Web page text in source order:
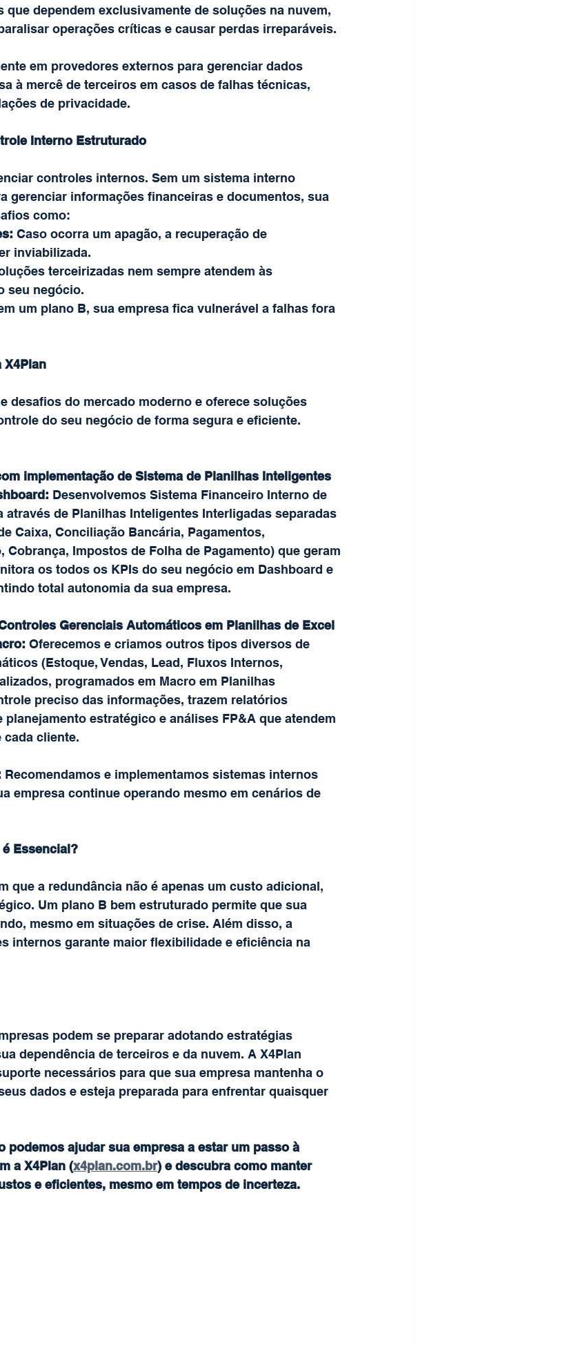
que dependem exclusivamente de soluções na nuvem,
operações críticas e causar perdas irreparáveis.
em provedores externos para gerenciar dados
à mercê de terceiros em casos de falhas técnicas,
de privacidade.
Interno Estruturado
controles internos. Sem um sistema interno
gerenciar informações financeiras e documentos, sua
como:
Caso ocorra um apagão, a recuperação de
inviabilizada.
terceirizadas nem sempre atendem às
seu negócio.
um plano B, sua empresa fica vulnerável a falhas fora
X4Plan
desafios do mercado moderno e oferece soluções
do seu negócio de forma segura e eficiente.
implementação de Sistema de Planilhas Inteligentes
Desenvolvemos Sistema Financeiro Interno de
através de Planilhas Inteligentes Interligadas separadas
Caixa, Conciliação Bancária, Pagamentos,
Cobrança, Impostos de Folha de Pagamento) que geram
os todos os KPIs do seu negócio em Dashboard e
total autonomia da sua empresa.
Gerenciais Automáticos em Planilhas de Excel
Oferecemos e criamos outros tipos diversos de
(Estoque, Vendas, Lead, Fluxos Internos,
programados em Macro em Planilhas
preciso das informações, trazem relatórios
estratégico e análises FP&A que atendem
cada cliente.
Recomendamos e implementamos sistemas internos
empresa continue operando mesmo em cenários de
Essencial?
que a redundância não é apenas um custo adicional,
Um plano B bem estruturado permite que sua
mesmo em situações de crise. Além disso, a
internos garante maior flexibilidade e eficiência na
podem se preparar adotando estratégias
dependência de terceiros e da nuvem. A X4Plan
necessários para que sua empresa mantenha o
dados e esteja preparada para enfrentar quaisquer
podemos ajudar sua empresa a estar um passo à
a X4Plan (x4plan.com.br) e descubra como manter
e eficientes, mesmo em tempos de incerteza.